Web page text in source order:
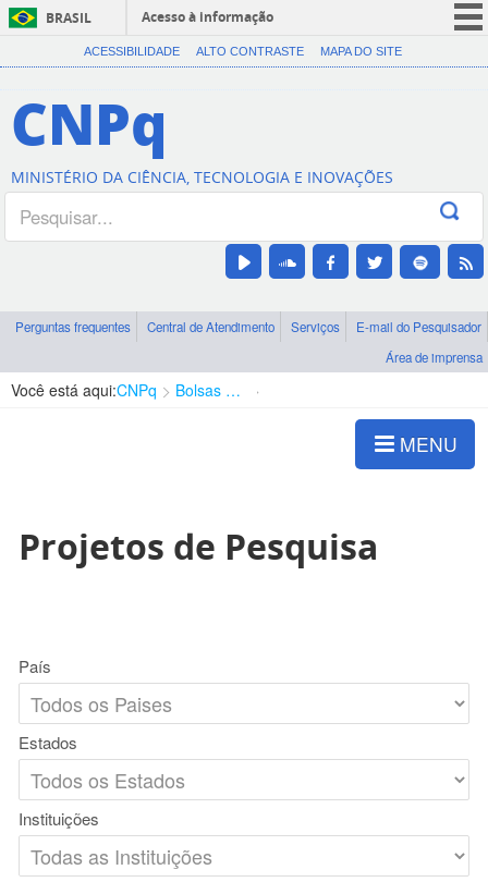
BRASIL
Acesso à informação
CORONAVÍRUS (COVID-19)
Canais
ACESSIBILIDADE ALTO CONTRASTE MAPA DO SITE
CNPq
MINISTÉRIO DA CIÊNCIA, TECNOLOGIA E INOVAÇÕES
Perguntas frequentes Central de Atendimento Serviços
E-mail do Pesquisador
Área de imprensa
Você está aqui:CNPq Bolsas e Auxílios Vigentes
MENU
Projetos de Pesquisa
País
Estados
Instituições